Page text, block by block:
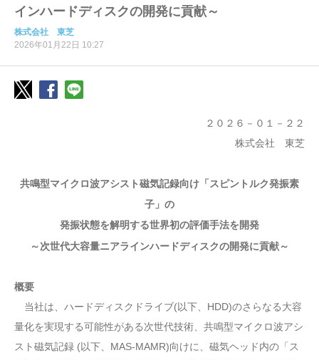
インハードディスクの開発に貢献～
株式会社 東芝
2026年01月22日 10:27
２０２６－０１－２２
株式会社 東芝
共鳴型マイクロ波アシスト磁気記録向け「スピントルク発振素
子」の
発振状態を解明する世界初の評価手法を開発
～次世代大容量ニアラインハードディスクの開発に貢献～
概要
当社は、ハードディスクドライブ(以下、HDD)のさらなる大容
量化を実現する可能性がある次世代技術、共鳴型マイクロ波アシ
スト磁気記録 (以下、MAS-MAMR)向けに、磁気ヘッド内の「ス